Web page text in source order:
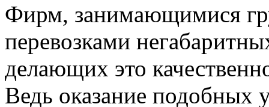
Фирм, занимающимися
перевозками
делающих это
Ведь оказание подобных